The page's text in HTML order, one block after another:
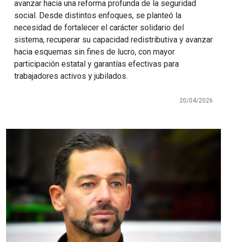
avanzar hacia una reforma profunda de la seguridad
social. Desde distintos enfoques, se planteó la
necesidad de fortalecer el carácter solidario del
sistema, recuperar su capacidad redistributiva y avanzar
hacia esquemas sin fines de lucro, con mayor
participación estatal y garantías efectivas para
trabajadores activos y jubilados.
20/04/2026